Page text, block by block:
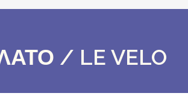
/ LE VELO